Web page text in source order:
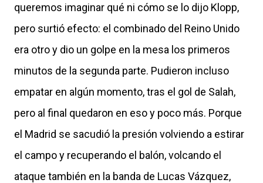
queremos imaginar qué ni cómo se lo dijo Klopp,
pero surtió efecto: el combinado del Reino Unido
era otro y dio un golpe en la mesa los primeros
minutos de la segunda parte. Pudieron incluso
empatar en algún momento, tras el gol de Salah,
pero al final quedaron en eso y poco más. Porque
el Madrid se sacudió la presión volviendo a estirar
el campo y recuperando el balón, volcando el
ataque también en la banda de Lucas Vázquez,